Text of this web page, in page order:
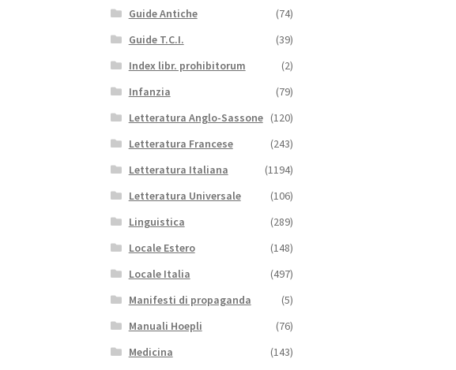
Guide Antiche
(74)
Guide T.C.I.
(39)
Index libr. prohibitorum
(2)
Infanzia
(79)
Letteratura Anglo-Sassone (120)
Letteratura Francese
(243)
Letteratura Italiana
(1194)
Letteratura Universale
(106)
Linguistica
(289)
Locale Estero
(148)
Locale Italia
(497)
Manifesti di propaganda
(5)
Manuali Hoepli
(76)
Medicina
(143)